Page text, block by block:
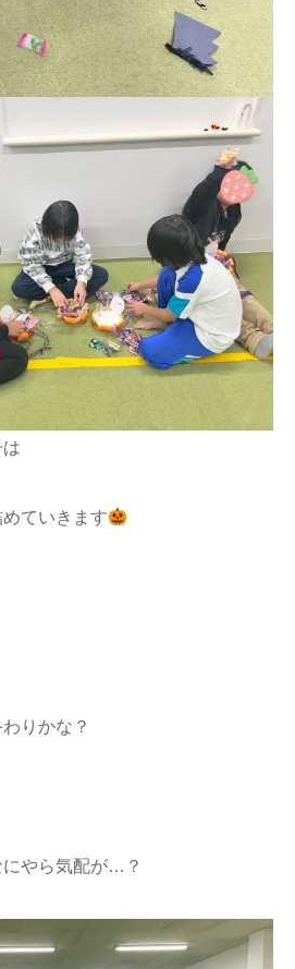
ていきます
りかな？
やら気配が…？